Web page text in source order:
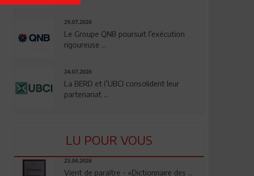
29.07.2026
Le Groupe QNB poursuit l’exécution
rigoureuse ...
24.07.2026
La BERD et l’UBCI consolident leur
partenariat ...
LU POUR VOUS
23.04.2026
Vient de paraître - «Dictionnaire des ...